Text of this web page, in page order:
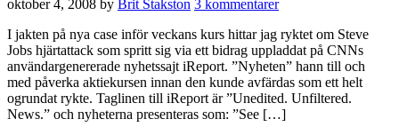
oktober 4, 2008 by Brit Stakston 3 kommentarer
I jakten på nya case inför veckans kurs hittar jag ryktet om Steve
Jobs hjärtattack som spritt sig via ett bidrag uppladdat på CNNs
användargenererade nyhetssajt iReport. ”Nyheten” hann till och
med påverka aktiekursen innan den kunde avfärdas som ett helt
ogrundat rykte. Taglinen till iReport är ”Unedited. Unfiltered.
News.” och nyheterna presenteras som: ”See […]